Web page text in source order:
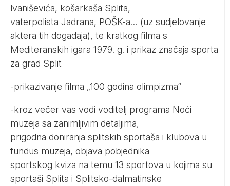
lvaniševića, košarkaša Splita,
vaterpolista Jadrana, POŠK-a… (uz sudjelovanje
aktera tih dogadaja), te kratkog filma s
Mediteranskih igara 1979. g. i prikaz značaja sporta
za grad Split
-prikazivanje filma „100 godina olimpizma“
-kroz večer vas vodi voditelj programa Noći
muzeja sa zanimljivim detaljima,
prigodna doniranja splitskih sportaša i klubova u
fundus muzeja, objava pobjednika
sportskog kviza na temu 13 sportova u kojima su
sportaši Splita i Splitsko-dalmatinske